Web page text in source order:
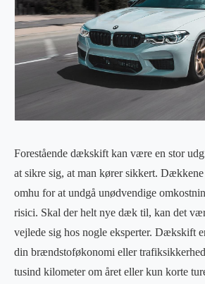
Forestående dækskift kan være en stor
at sikre sig, at man kører sikkert.
omhu for at undgå unødvendige
risici. Skal der helt nye dæk til, kan det
vejlede sig hos nogle eksperter. Dækskift
din brændstoføkonomi eller
tusind kilometer om året eller kun korte